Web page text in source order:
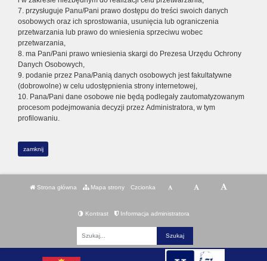
7. przysługuje Panu/Pani prawo dostępu do treści swoich danych
osobowych oraz ich sprostowania, usunięcia lub ograniczenia
przetwarzania lub prawo do wniesienia sprzeciwu wobec
przetwarzania,
8. ma Pan/Pani prawo wniesienia skargi do Prezesa Urzędu Ochrony
Danych Osobowych,
9. podanie przez Pana/Panią danych osobowych jest fakultatywne
(dobrowolne) w celu udostępnienia strony internetowej,
10. Pana/Pani dane osobowe nie będą podlegały zautomatyzowanym
procesom podejmowania decyzji przez Administratora, w tym
profilowaniu.
zamknij
Strona główna Mapa strony Czcionka
Kontrast Informacja administratora